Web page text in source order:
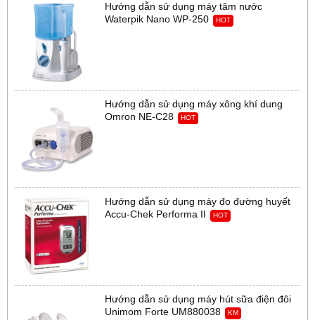
Hướng dẫn sử dụng máy tăm nước
Waterpik Nano WP-250
HOT
Hướng dẫn sử dụng máy xông khí dung
Omron NE-C28
HOT
Hướng dẫn sử dụng máy đo đường huyết
Accu-Chek Performa II
HOT
Hướng dẫn sử dụng máy hút sữa điện đôi
Unimom Forte UM880038
KM